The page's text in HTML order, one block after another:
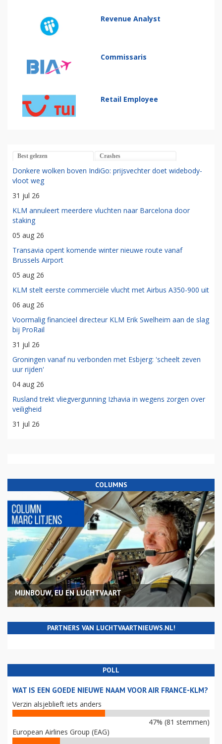
Revenue Analyst
Commissaris
Retail Employee
Best gelezen Crashes
Donkere wolken boven IndiGo: prijsvechter doet widebody-
vloot weg
31 jul 26
KLM annuleert meerdere vluchten naar Barcelona door
staking
05 aug 26
Transavia opent komende winter nieuwe route vanaf
Brussels Airport
05 aug 26
KLM stelt eerste commerciële vlucht met Airbus A350-900 uit
06 aug 26
Voormalig financieel directeur KLM Erik Swelheim aan de slag
bij ProRail
31 jul 26
Groningen vanaf nu verbonden met Esbjerg: 'scheelt zeven
uur rijden'
04 aug 26
Rusland trekt vliegvergunning Izhavia in wegens zorgen over
veiligheid
31 jul 26
COLUMNS
MIJNBOUW, EU EN LUCHTVAART
PARTNERS VAN LUCHTVAARTNIEUWS.NL!
POLL
WAT IS EEN GOEDE NIEUWE NAAM VOOR AIR FRANCE-KLM?
Verzin alsjeblieft iets anders
47% (81 stemmen)
European Airlines Group (EAG)